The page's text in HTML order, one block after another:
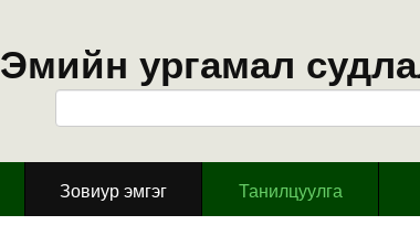
Эмийн ургамал
Зовиур эмгэг Танилцуулга